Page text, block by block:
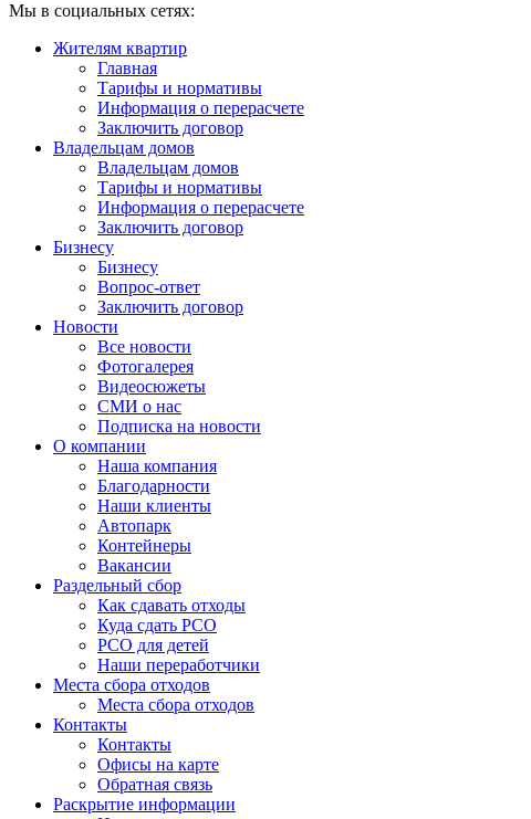
Мы в социальных сетях:
Жителям квартир
Главная
Тарифы и нормативы
Информация о перерасчете
Заключить договор
Владельцам домов
Владельцам домов
Тарифы и нормативы
Информация о перерасчете
Заключить договор
Бизнесу
Бизнесу
Вопрос-ответ
Заключить договор
Новости
Все новости
Фотогалерея
Видеосюжеты
СМИ о нас
Подписка на новости
О компании
Наша компания
Благодарности
Наши клиенты
Автопарк
Контейнеры
Вакансии
Раздельный сбор
Как сдавать отходы
Куда сдать РСО
РСО для детей
Наши переработчики
Места сбора отходов
Места сбора отходов
Контакты
Контакты
Офисы на карте
Обратная связь
Раскрытие информации